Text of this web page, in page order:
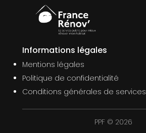
Informations légales
Mentions légales
Politique de confidentialité
Conditions générales de services
PPF © 2026